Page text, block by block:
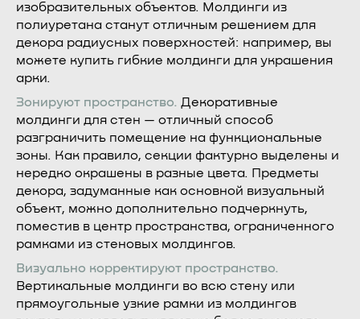
изобразительных объектов. Молдинги из
полиуретана станут отличным решением для
декора радиусных поверхностей: например, вы
можете купить гибкие молдинги для украшения
арки.
Зонируют пространство. Декоративные
молдинги для стен — отличный способ
разграничить помещение на функциональные
зоны. Как правило, секции фактурно выделены и
нередко окрашены в разные цвета. Предметы
декора, задуманные как основной визуальный
объект, можно дополнительно подчеркнуть,
поместив в центр пространства, ограниченного
рамками из стеновых молдингов.
Визуально корректируют пространство.
Вертикальные молдинги во всю стену или
прямоугольные узкие рамки из молдингов